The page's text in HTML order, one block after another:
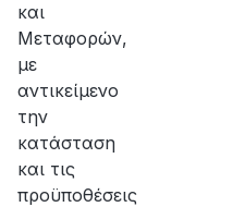
και
Μεταφορών,
με
αντικείμενο
την
κατάσταση
και τις
προϋποθέσεις